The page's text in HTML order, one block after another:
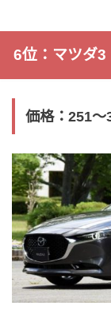
6位：マツダ3
価格：251〜